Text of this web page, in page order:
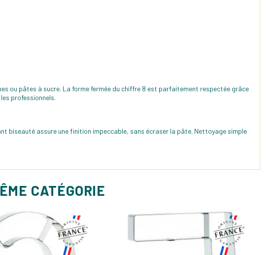
ou pâtes à sucre. La forme fermée du chiffre 8 est parfaitement respectée grâce
professionnels.
biseauté assure une finition impeccable, sans écraser la pâte. Nettoyage simple
CATÉGORIE